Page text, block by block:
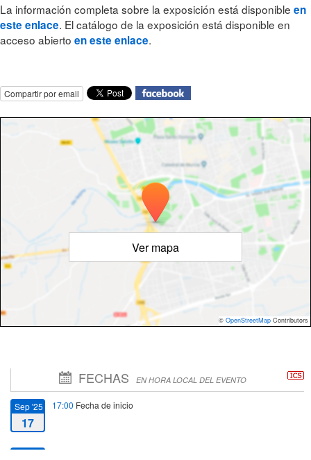
La información completa sobre la exposición está disponible en
este enlace. El catálogo de la exposición está disponible en
acceso abierto en este enlace.
Compartir por email
Ver mapa
© OpenStreetMap Contributors
FECHAS EN HORA LOCAL DEL EVENTO
Sep '25
17
17:00 Fecha de inicio